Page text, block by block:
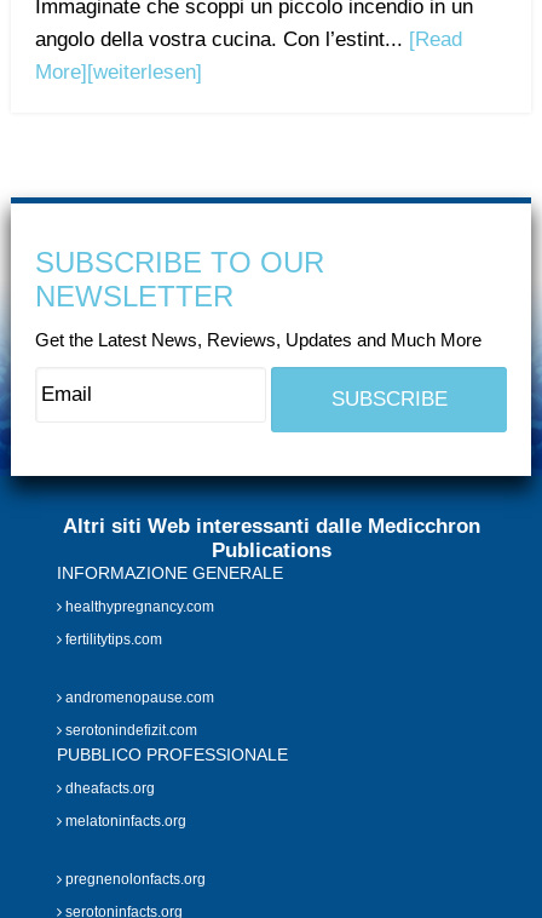
Immaginate che scoppi un piccolo incendio in un
angolo della vostra cucina. Con l’estint... [Read
More][weiterlesen]
SUBSCRIBE TO OUR
NEWSLETTER
Get the Latest News, Reviews, Updates and Much More
Altri siti Web interessanti dalle Medicchron
Publications
INFORMAZIONE GENERALE
healthypregnancy.com
fertilitytips.com
andromenopause.com
serotonindefizit.com
PUBBLICO PROFESSIONALE
dheafacts.org
melatoninfacts.org
pregnenolonfacts.org
serotoninfacts.org